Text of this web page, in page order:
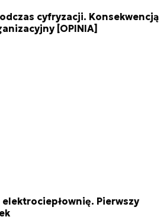
cyfryzacji. Konsekwencją
[OPINIA]
Pierwszy